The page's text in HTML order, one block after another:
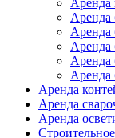
Аренда
Аренда
Аренда
Аренда
Аренда
Аренда
Аренда
Аренда
Аренда